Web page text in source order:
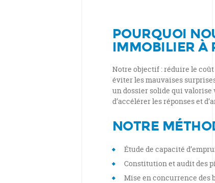
POURQUOI
IMMOBILIER À
Notre objectif : réduire le
éviter les mauvaises
un dossier solide qui valorise
d’accélérer les réponses et
NOTRE
Étude de capacité
Constitution et audit des
Mise en concurrence des